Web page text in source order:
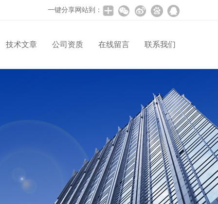
一键分享网站到：
技术文章 公司资质 在线留言 联系我们